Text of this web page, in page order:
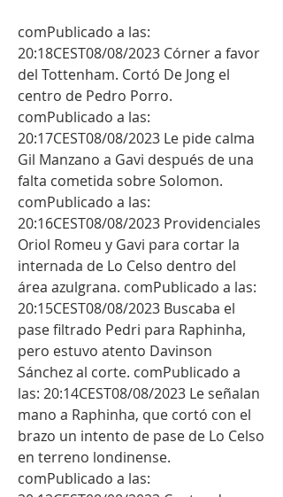
comPublicado a las:
20:18CEST08/08/2023 Córner a favor
del Tottenham. Cortó De Jong el
centro de Pedro Porro.
comPublicado a las:
20:17CEST08/08/2023 Le pide calma
Gil Manzano a Gavi después de una
falta cometida sobre Solomon.
comPublicado a las:
20:16CEST08/08/2023 Providenciales
Oriol Romeu y Gavi para cortar la
internada de Lo Celso dentro del
área azulgrana. comPublicado a las:
20:15CEST08/08/2023 Buscaba el
pase filtrado Pedri para Raphinha,
pero estuvo atento Davinson
Sánchez al corte. comPublicado a
las: 20:14CEST08/08/2023 Le señalan
mano a Raphinha, que cortó con el
brazo un intento de pase de Lo Celso
en terreno londinense.
comPublicado a las: